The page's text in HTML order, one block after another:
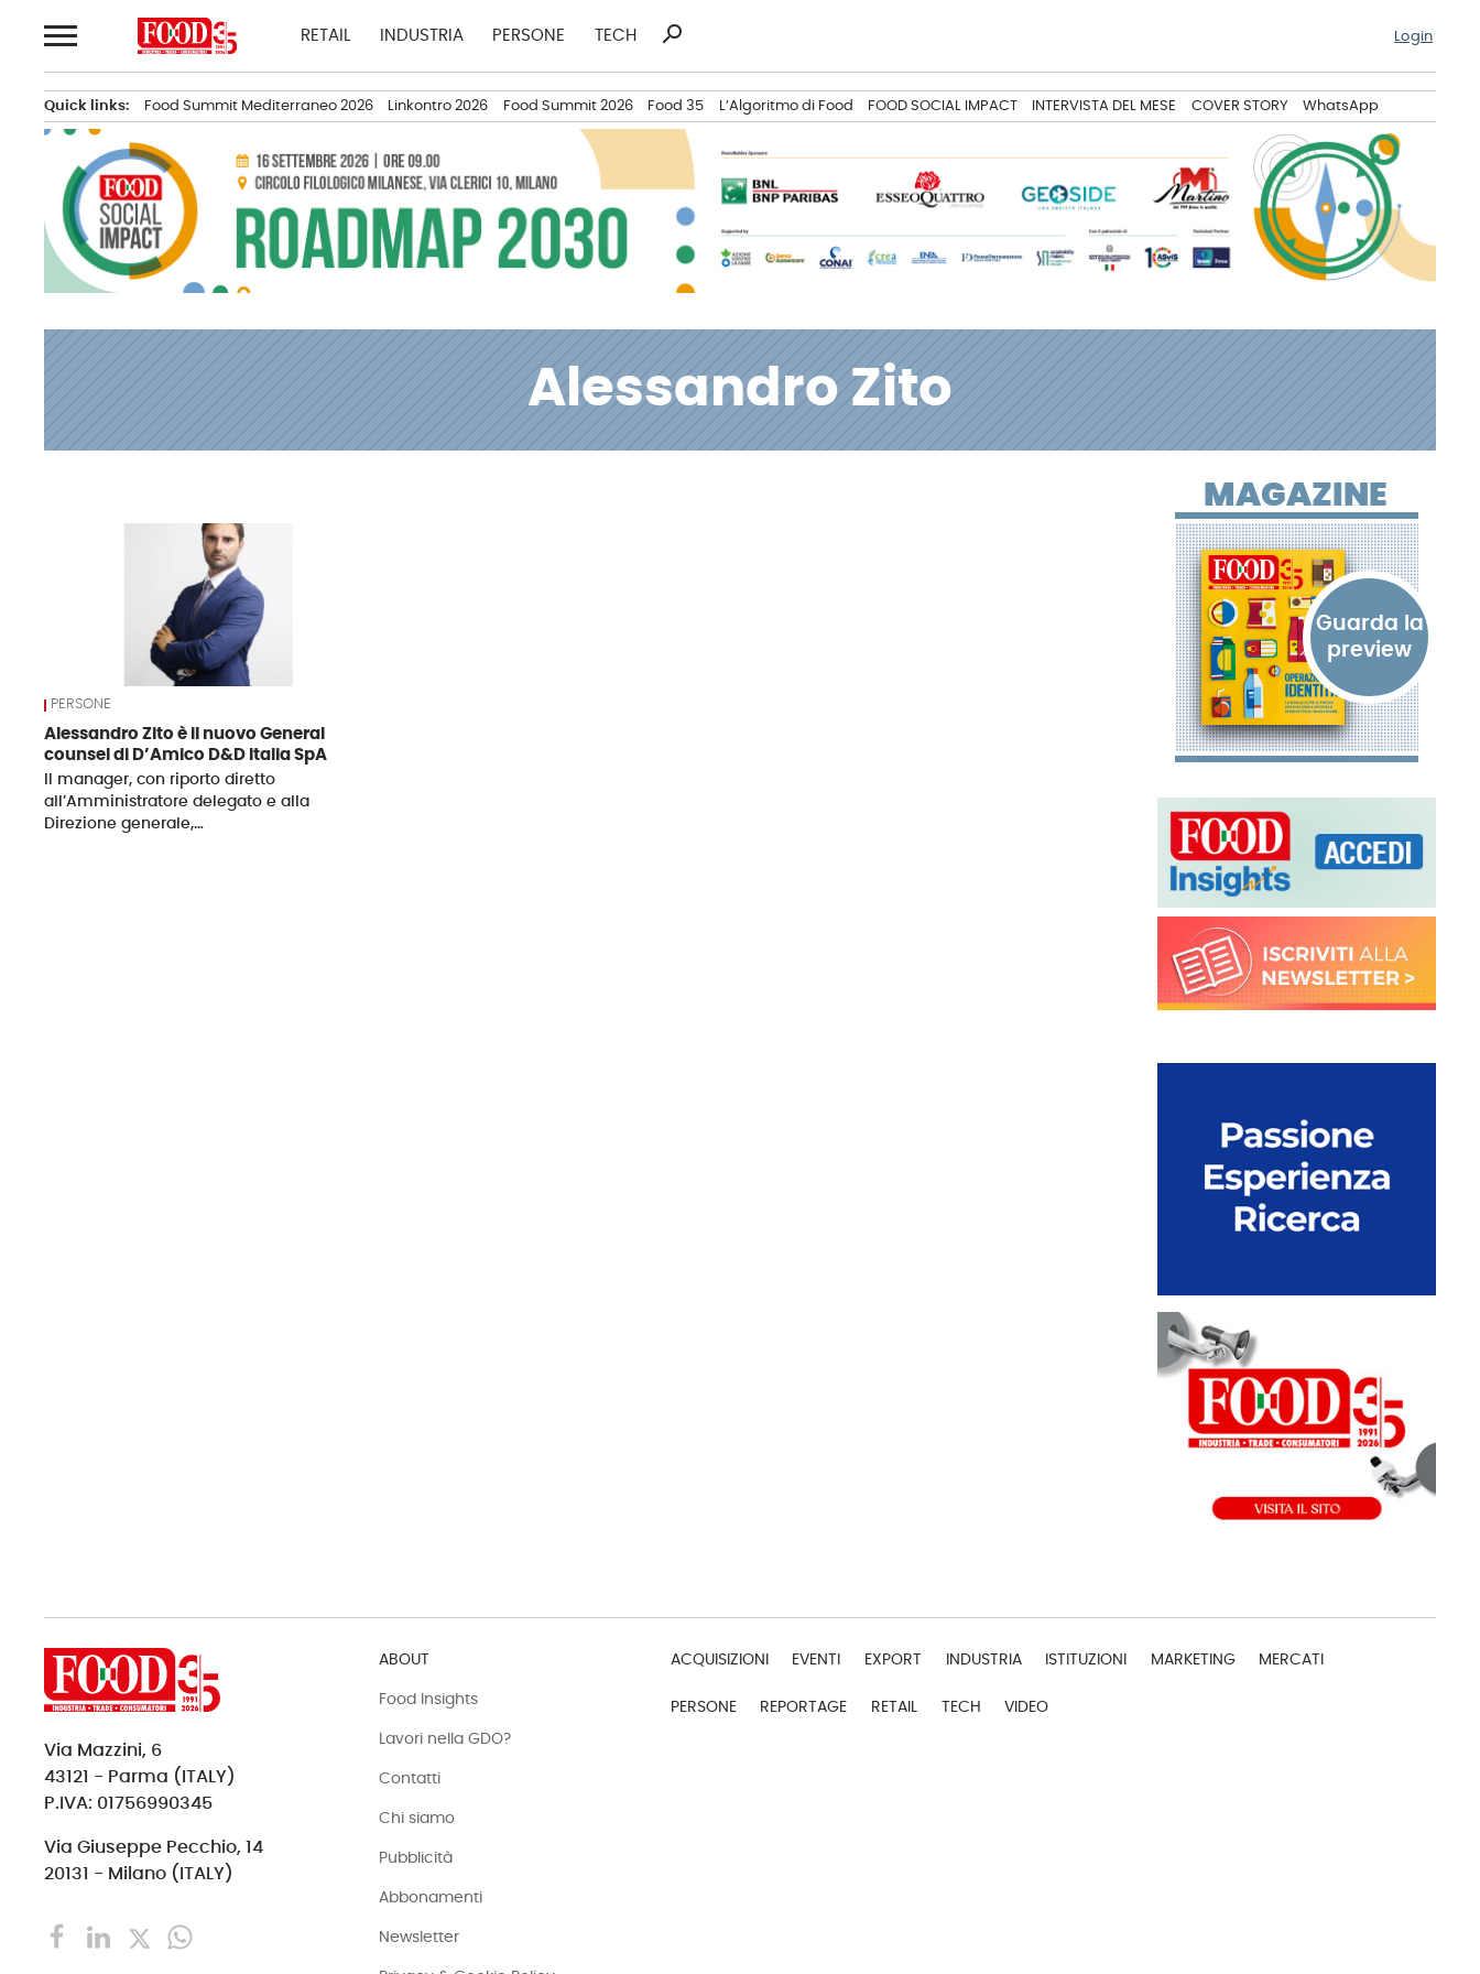
al
RETAIL INDUSTRIA PERSONE TECH
Ricerca
search Login
Quick links: Food Summit Mediterraneo 2026 Linkontro 2026 Food Summit 2026 Food 35 L’Algoritmo di Food FOOD SOCIAL IMPACT INTERVISTA DEL MESE COVER STORY WhatsApp
Alessandro Zito
PERSONE
Alessandro Zito è il nuovo General
counsel di D’Amico D&D Italia SpA
Il manager, con riporto diretto
all’Amministratore delegato e alla
Direzione generale,…
MAGAZINE
Via Mazzini, 6
43121 - Parma (ITALY)
P.IVA: 01756990345
Via Giuseppe Pecchio, 14
20131 - Milano (ITALY)
ABOUT
Food Insights
Lavori nella GDO?
Contatti
Chi siamo
Pubblicità
Abbonamenti
Newsletter
ACQUISIZIONI EVENTI EXPORT INDUSTRIA ISTITUZIONI MARKETING MERCATI
PERSONE REPORTAGE RETAIL TECH VIDEO